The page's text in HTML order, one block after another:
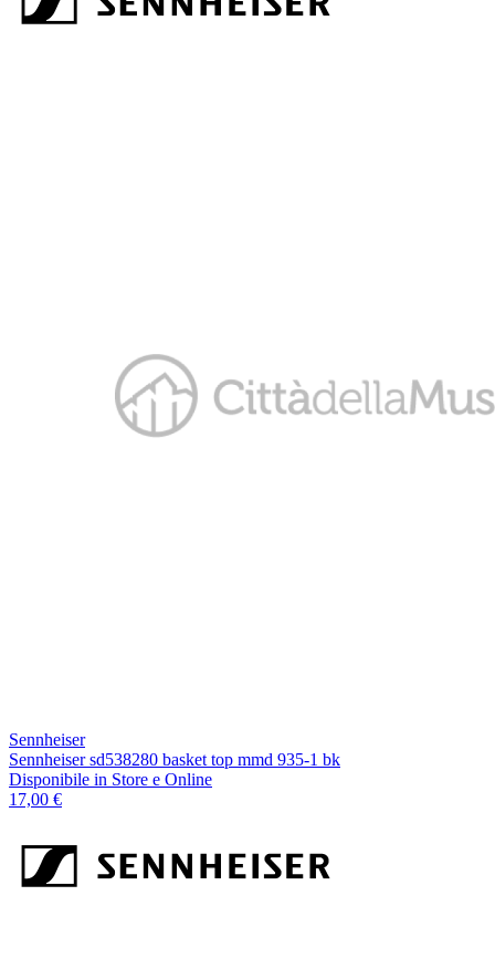
Sennheiser
Sennheiser sd538280 basket top mmd 935-1 bk
Disponibile in Store e Online
17,00 €